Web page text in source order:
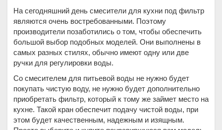
На сегодняшний день смесители для кухни под фильтр
являются очень востребованными. Поэтому
производители позаботились о том, чтобы обеспечить
большой выбор подобных моделей. Они выполнены в
самых разных стилях, обычно имеют одну или две
ручки для регулировки воды.
Со смесителем для питьевой воды не нужно будет
покупать чистую воду, не нужно будет дополнительно
приобретать фильтр, который к тому же займет место на
кухне. Такой кран обеспечит подачу чистой воды, при
этом будет качественным, надежным и изящным.